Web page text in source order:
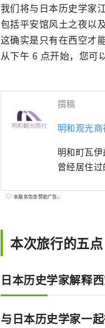
我们将与日本历史学家
包括平安馆风土之夜以
这确实是只有在西空才
从下午 6 点开始，您可
撰稿
明和观光
明和町瓦
曾经居住
本服务包含赞助广告。
本次旅行的五点
日本历史学家解释
与日本历史学家一